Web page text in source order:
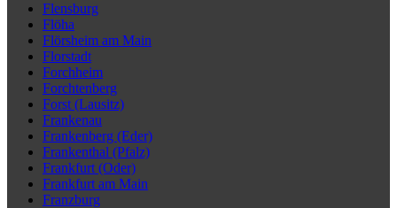
Flensburg
Flöha
Flörsheim am Main
Florstadt
Forchheim
Forchtenberg
Forst (Lausitz)
Frankenau
Frankenberg (Eder)
Frankenthal (Pfalz)
Frankfurt (Oder)
Frankfurt am Main
Franzburg